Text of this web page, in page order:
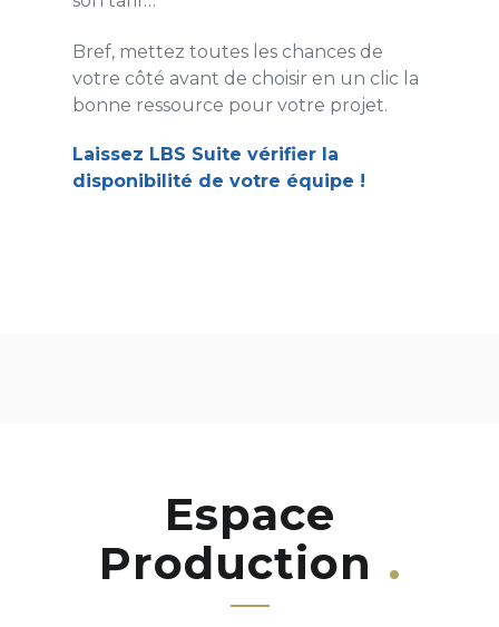
Bref, mettez toutes les chances de
votre côté avant de choisir en un clic la
bonne ressource pour votre projet.
Laissez LBS Suite vérifier la
disponibilité de votre équipe !
Espace
Production